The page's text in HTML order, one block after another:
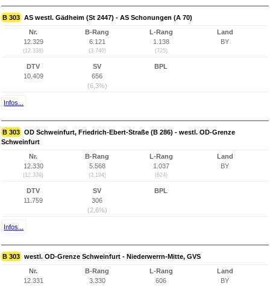
B 303 AS westl. Gädheim (St 2447) - AS Schonungen (A 70)
Nr.
12.329
(12.338)
B-Rang
6.121
(3.740)
L-Rang
1.138
(725)
Land
BY
DTV
10.409
SV
656
(6,3%)
BPL
Infos...
B 303 OD Schweinfurt, Friedrich-Ebert-Straße (B 286) - westl. OD-Grenze
Schweinfurt
Nr.
12.330
(12.339)
B-Rang
5.568
(3.194)
L-Rang
1.037
(624)
Land
BY
DTV
11.759
SV
306
(2,6%)
BPL
Infos...
B 303 westl. OD-Grenze Schweinfurt - Niederwerrn-Mitte, GVS
Nr.
12.331
B-Rang
3.330
L-Rang
606
Land
BY